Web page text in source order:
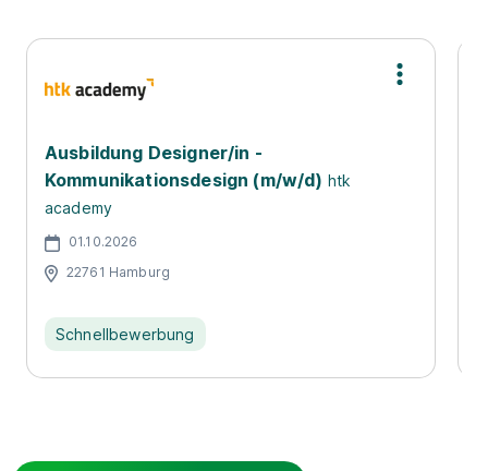
Ausbildung Designer/in -
Kommunikationsdesign (m/w/d) htk
academy
01.10.2026
22761 Hamburg
Schnellbewerbung